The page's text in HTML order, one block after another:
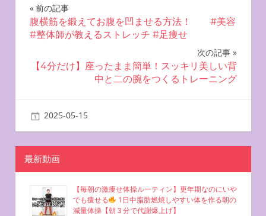
投
稿
ナ
ー
シ
ョ
ン
前の記事
腹横筋を鍛えてお腹を凹ませる方法！ #美容
#整体師が教えるストレッチ #足痩せ
次の記事
【4分だけ】座ったまま簡単！スッキリ美しい背
中と二の腕をつくるトレーニング
2025-05-15
最新動画
【毎朝の激痩せ体操ルーティン】更年期なのにいや
でも痩せる
1日中脂肪燃焼しやすい体を作る朝の
減量体操【朝３分で代謝爆上げ】